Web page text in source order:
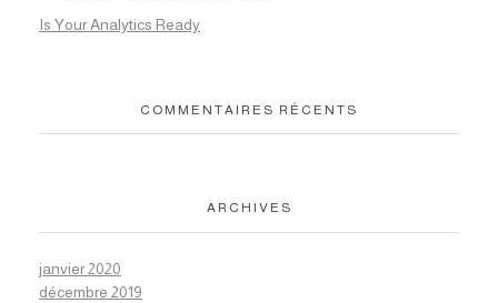
Is Your Analytics Ready
COMMENTAIRES RÉCENTS
ARCHIVES
janvier 2020
décembre 2019